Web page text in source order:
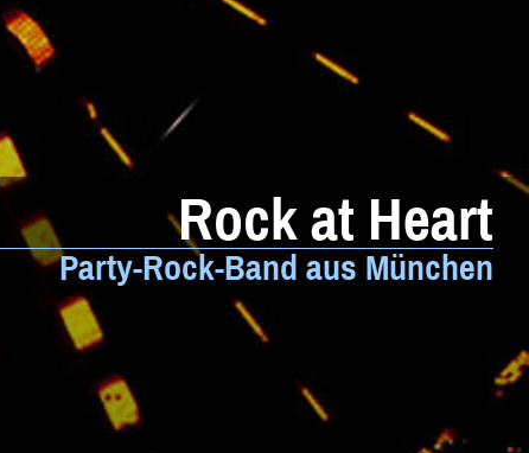
Walk-Act
Weltmusik
Sonstiges
Beratung
Party-Rock-Band aus München
Rock at Heart